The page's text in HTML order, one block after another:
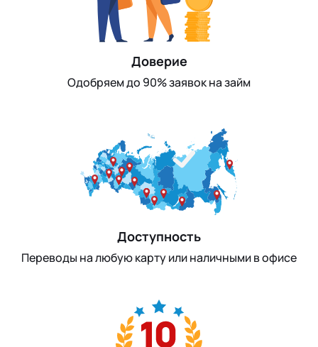
Доверие
Одобряем до 90% заявок на займ
Доступность
Переводы на любую карту или наличными в офисе